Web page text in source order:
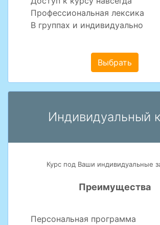
Профессиональная лексика
В группах и индивидуально
Выбрать
Индивидуальный
Курс под Ваши индивидуальные
Преимущества
Персональная программа